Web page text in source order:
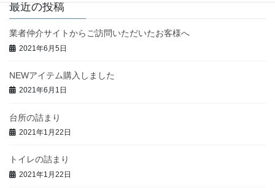
最近の投稿
業者仲介サイトからご訪問いただいたお客様へ
2021年6月5日
NEWアイテム購入しました
2021年6月1日
台所の詰まり
2021年1月22日
トイレの詰まり
2021年1月22日